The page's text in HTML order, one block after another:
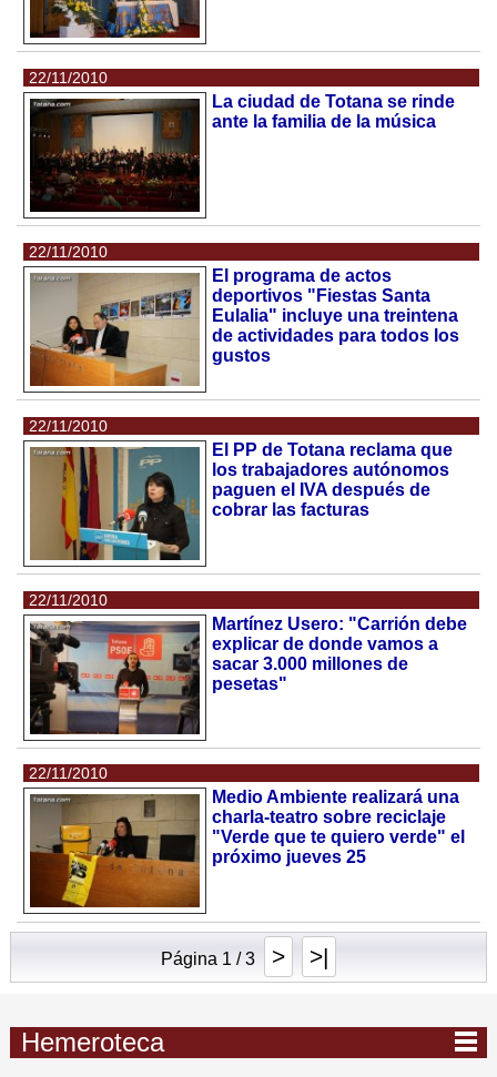
22/11/2010
La ciudad de Totana se rinde
ante la familia de la música
22/11/2010
El programa de actos
deportivos "Fiestas Santa
Eulalia" incluye una treintena
de actividades para todos los
gustos
22/11/2010
El PP de Totana reclama que
los trabajadores autónomos
paguen el IVA después de
cobrar las facturas
22/11/2010
Martínez Usero: "Carrión debe
explicar de donde vamos a
sacar 3.000 millones de
pesetas"
22/11/2010
Medio Ambiente realizará una
charla-teatro sobre reciclaje
"Verde que te quiero verde" el
próximo jueves 25
Página 1 / 3 > >|
Hemeroteca